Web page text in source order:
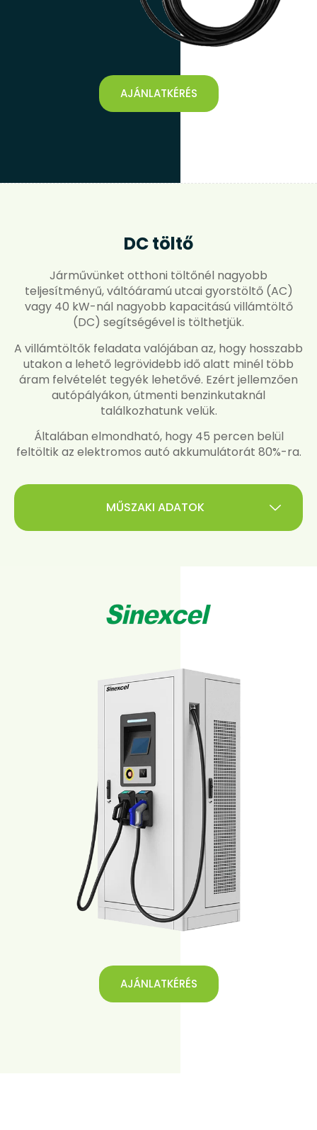
AJÁNLATKÉRÉS
DC töltő
Járművünket otthoni töltőnél nagyobb
teljesítményű, váltóáramú utcai gyorstöltő (AC)
vagy 40 kW-nál nagyobb kapacitású villámtöltő
(DC) segítségével is tölthetjük.
A villámtöltők feladata valójában az, hogy hosszabb
utakon a lehető legrövidebb idő alatt minél több
áram felvételét tegyék lehetővé. Ezért jellemzően
autópályákon, útmenti benzinkutaknál
találkozhatunk velük.
Általában elmondható, hogy 45 percen belül
feltöltik az elektromos autó akkumulátorát 80%-ra.
MŰSZAKI ADATOK
AJÁNLATKÉRÉS